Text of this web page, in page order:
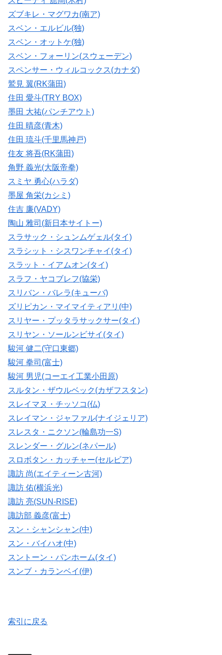
ズブキレ・マグワカ(南ア)
スベン・エルビル(独)
スベン・オットケ(独)
スベン・フォーリン(スウェーデン)
スペンサー・ウィルコックス(カナダ)
鷲見 翼(RK蒲田)
住田 愛斗(TRY BOX)
墨田 大祐(パンチアウト)
住田 晴彦(青木)
住田 琉斗(千里馬神戸)
住友 将吾(RK蒲田)
角野 義光(大阪帝拳)
スミヤ 勇心(ハラダ)
墨屋 角栄(カシミ)
住吉 廉(VADY)
陶山 雅司(新日本サイトー)
スラサック・シュンムゲェル(タイ)
スラシット・シスワンチャイ(タイ)
スラット・イアムオン(タイ)
スラフ・ヤコブレフ(協栄)
スリバン・バレラ(キューバ)
ズリピカン・マイマイティアリ(中)
スリヤー・プッタラサックサー(タイ)
スリヤン・ソールンビサイ(タイ)
駿河 健二(守口東郷)
駿河 拳司(富士)
駿河 男児(コーエイ工業小田原)
スルタン・ザウルベック(カザフスタン)
スレイマヌ・チッソコ(仏)
スレイマン・ジャファル(ナイジェリア)
スレスタ・ニクソン(輪島功一S)
スレンダー・グルン(ネパール)
スロボタン・カッチャー(セルビア)
諏訪 尚(エイティーン古河)
諏訪 佑(横浜光)
諏訪 亮(SUN-RISE)
諏訪部 義彦(富士)
スン・シャンシャン(中)
スン・バイハオ(中)
スントーン・パンホーム(タイ)
スンブ・カランベイ(伊)
索引に戻る